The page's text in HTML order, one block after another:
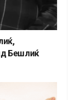
Бешлиќ